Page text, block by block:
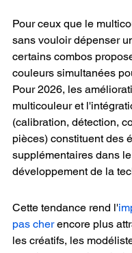
Pour ceux que le
sans vouloir dépenser
certains combos
couleurs simultanées
Pour 2026, les
multicouleur et
(calibration, détection,
pièces) constituent des
supplémentaires dans le
développement de la
Cette tendance rend l'
pas cher encore plus
les créatifs, les